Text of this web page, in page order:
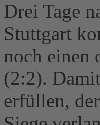
Drei Tage
Stuttgart
noch einen
(2:2).
erfüllen,